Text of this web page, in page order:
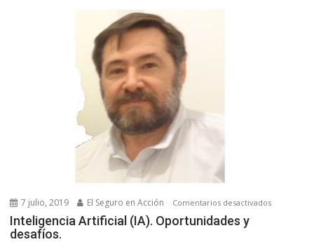
7 julio, 2019 El Seguro en Acción Comentarios desactivadosen
Inteligencia Artificial (IA). Oportunidades y
desafíos.